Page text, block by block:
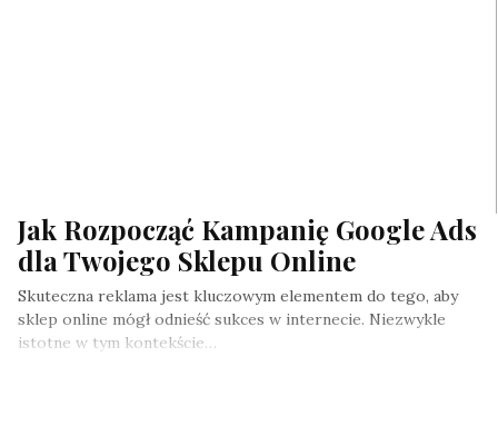
Jak Rozpocząć Kampanię Google Ads
dla Twojego Sklepu Online
Skuteczna reklama jest kluczowym elementem do tego, aby
sklep online mógł odnieść sukces w internecie. Niezwykle
istotne w tym kontekście…